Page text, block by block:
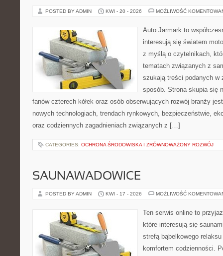
POSTED BY ADMIN KWI - 20 - 2026 MOŻLIWOŚĆ
Auto Jarmark to
interesują się światem
z myślą o czytelnikach,
tematach związanych z
szukają treści podanych w
sposób. Strona skupia się
fanów czterech kółek oraz osób obserwujących rozwój branży
nowych technologiach, trendach rynkowych, bezpieczeństwie,
oraz codziennych zagadnieniach związanych z […]
CATEGORIES: OCHRONA ŚRODOWISKA I ZRÓWNOWAŻONY ROZWÓJ
SAUNAWADOWICE
POSTED BY ADMIN KWI - 17 - 2026 MOŻLIWOŚĆ
Ten serwis online to
które interesują się
strefą bąbelkowego
komfortem codzienności.